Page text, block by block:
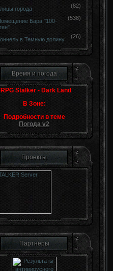
города (82)
Бара "100-
(538)
в Темную долину (26)
Время и погода
Stalker - Dark Land
В Зоне:
Подробности в теме
Погода v2
Проекты
Партнеры